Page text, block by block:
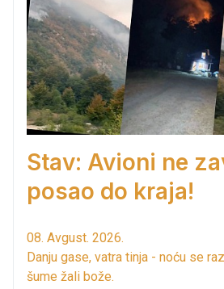
Stav: Avioni ne
posao do kraja!
08. Avgust. 2026.
Danju gase, vatra tinja - noću se
šume žali bože.